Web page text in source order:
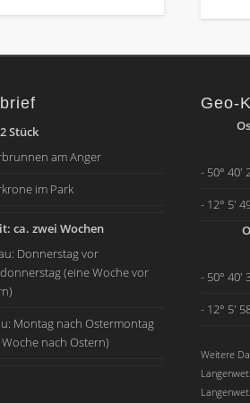
Stück
am Anger
im Park
ca. zwei Wochen
Donnerstag vor
(eine Woche vor
Montag nach Ostermontag
nach Ostern)
Geo-
- 50° 40'
- 12° 5'
- 50° 40'
- 12° 5'
Weitere